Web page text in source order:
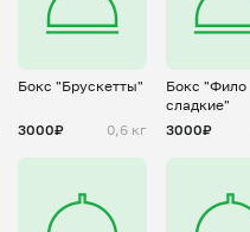
Бокс "Брускетты"
3000₽ 0,6 кг
Бокс "Фило
сладкие"
3000₽